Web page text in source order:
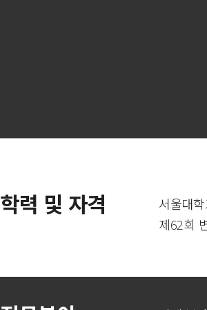
학력 및 자격
서울대
제62회